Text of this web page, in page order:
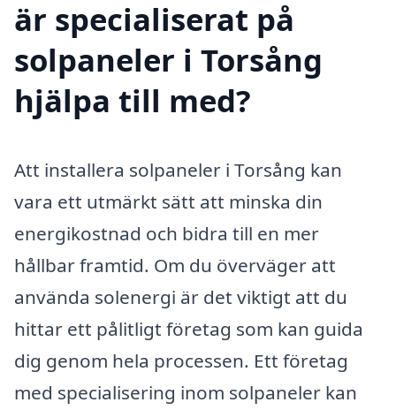
är specialiserat på
solpaneler i Torsång
hjälpa till med?
Att installera solpaneler i Torsång kan
vara ett utmärkt sätt att minska din
energikostnad och bidra till en mer
hållbar framtid. Om du överväger att
använda solenergi är det viktigt att du
hittar ett pålitligt företag som kan guida
dig genom hela processen. Ett företag
med specialisering inom solpaneler kan